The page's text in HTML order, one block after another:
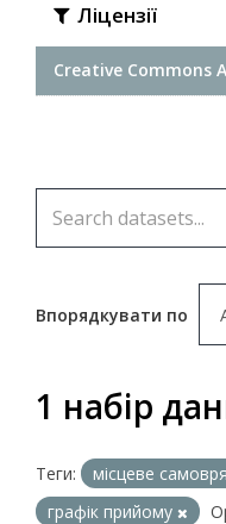
Ліцензії
Creative Commons
Впорядкувати по
1 набір
Теги: місцеве
графік прийому